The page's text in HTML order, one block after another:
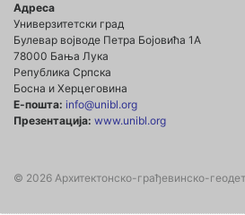
Адреса
Универзитетски град
Булевар војводе Петра Бојовића 1А
78000 Бања Лука
Република Српска
Босна и Херцеговина
Е-пошта: info@unibl.org
Презентација: www.unibl.org
© 2026 Архитектонско-грађевинско-